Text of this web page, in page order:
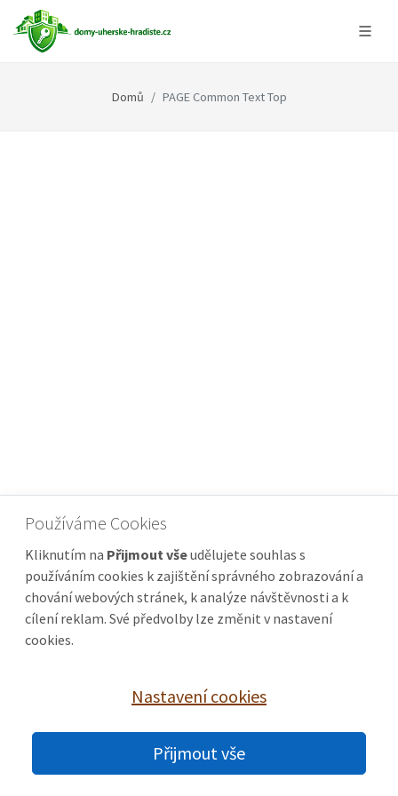
Domů PAGE Common Text Top
© 2026 domy-uherske-hradiste.cz |
Používáme Cookies
Kliknutím na Přijmout všeudělujete souhlas s
používáním cookies k zajištění správného zobrazování a
chování webových stránek, k analýze návštěvnosti a k
cílení reklam. Své předvolby lze změnit v nastavení
cookies.
Nastavení cookies
Přijmout vše